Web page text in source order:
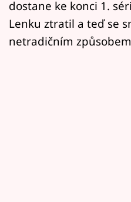
Sledujte nás
dostane ke konci 1.
Lenku ztratil a teď se
netradičním